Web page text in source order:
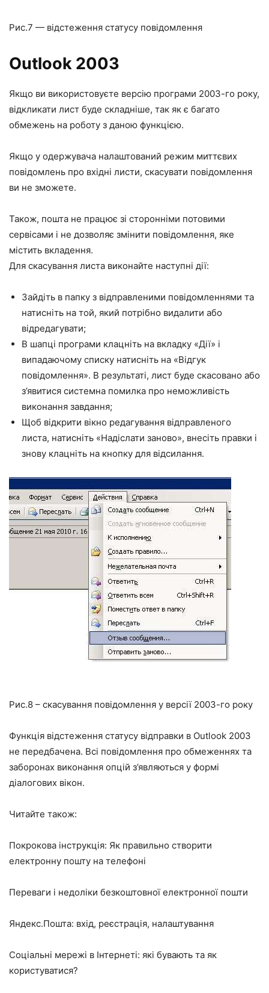
Рис.7 — відстеження статусу повідомлення
Outlook 2003
Якщо ви використовуєте версію програми 2003-го року,
відкликати лист буде складніше, так як є багато
обмежень на роботу з даною функцією.
Якщо у одержувача налаштований режим миттєвих
повідомлень про вхідні листи, скасувати повідомлення
ви не зможете.
Також, пошта не працює зі сторонніми потовими
сервісами і не дозволяє змінити повідомлення, яке
містить вкладення.
Для скасування листа виконайте наступні дії:
Зайдіть в папку з відправленими повідомленнями та
натисніть на той, який потрібно видалити або
відредагувати;
В шапці програми клацніть на вкладку «Дії» і
випадаючому списку натисніть на «Відгук
повідомлення». В результаті, лист буде скасовано або
з’явитися системна помилка про неможливість
виконання завдання;
Щоб відкрити вікно редагування відправленого
листа, натисніть «Надіслати заново», внесіть правки і
знову клацніть на кнопку для відсилання.
Рис.8 – скасування повідомлення у версії 2003-го року
Функція відстеження статусу відправки в Outlook 2003
не передбачена. Всі повідомлення про обмеженнях та
заборонах виконання опцій з’являються у формі
діалогових вікон.
Читайте також:
Покрокова інструкція: Як правильно створити
електронну пошту на телефоні
Переваги і недоліки безкоштовної електронної пошти
Яндекс.Пошта: вхід, реєстрація, налаштування
Соціальні мережі в Інтернеті: які бувають та як
користуватися?